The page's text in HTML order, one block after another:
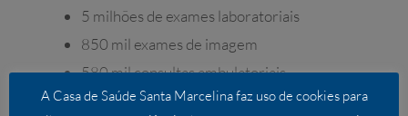
5 milhões de exames laboratoriais
850 mil exames de imagem
580 mil consultas ambulatoriais
Quase 10 mil partos
A Casa de Saúde Santa Marcelina faz uso de cookies para